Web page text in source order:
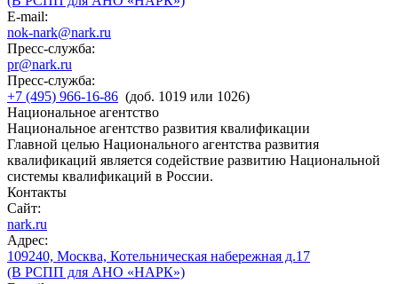
E-mail:
nok-nark@nark.ru
Пресс-служба:
pr@nark.ru
Пресс-служба:
+7 (495) 966-16-86 (доб. 1019 или 1026)
Национальное агентство
Национальное агентство развития квалификации
Главной целью Национального агентства развития
квалификаций является содействие развитию Национальной
системы квалификаций в России.
Контакты
Сайт:
nark.ru
Адрес:
109240, Москва, Котельническая набережная д.17
(В РСПП для АНО «НАРК»)